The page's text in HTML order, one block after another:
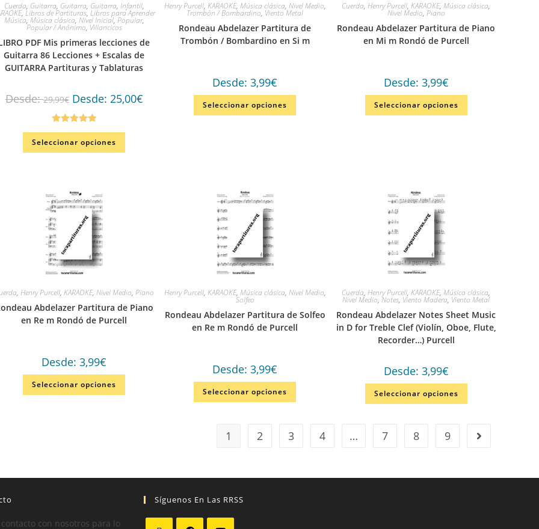
Cuerda, Guitarra, Guitarra, Guitarra, Infantil,
,Libros de Partituras,Libros para Aprender
Música, Música clásica, Nivel Inicial, Popular,
Popular / Anónimo, Villancicos
PDF Mis primeras lecciones de
Guitarra 86 Lecciones + Escalas de
GUITARRA Partituras y Tablaturas
Desde:29,99€ Desde: 25,00€
Valorado en
5.00de 5
Seleccionar opciones
Henry Purcell, KARAOKE, Música clásica, Nivel Medio,
Trombón / Bombardino, Viento Metal
Rondeau Abdelazer Partitura de
Trombón / Bombardino en Si m
Desde:3,99€
Seleccionar opciones
Cuerda,Henry Purcell,KARAOKE,Música clásica,
Nivel Medio, Piano
Rondeau Abdelazer Partitura de Piano
en Mi m Rondó de Purcell
Desde: 3,99€
Seleccionar opciones
, Henry Purcell, KARAOKE, Nivel Medio, Piano
Abdelazer Partitura de Piano
en Re m Rondó de Purcell
Desde:3,99€
Seleccionar opciones
Henry Purcell, KARAOKE, Música clásica, Nivel Medio,
Solfeo
Rondeau Abdelazer Partitura de Solfeo
en Re m Rondó de Purcell
Desde:3,99€
Seleccionar opciones
Cuerda,Henry Purcell,KARAOKE,Música clásica,
Nivel Medio,Notes, Viento Madera, Viento Metal
Rondeau Abdelazer Notes Sheet Music
in D for Treble Clef (Violín, Oboe, Flute,
Recorder…) Purcell
Desde: 3,99€
Seleccionar opciones
1 2 3 4 … 7 8 9
con nosotros para lo
Síguenos En Las RRSS